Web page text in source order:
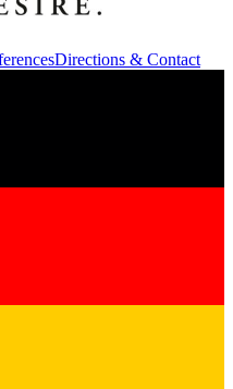
Directions & Contact